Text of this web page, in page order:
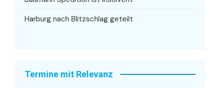
Harburg nach Blitzschlag geteilt
Termine mit Relevanz